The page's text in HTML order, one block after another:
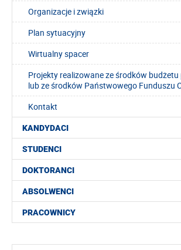
Organizacje i związki
Plan sytuacyjny
Wirtualny spacer
Projekty realizowane ze środków
lub ze środków Państwowego Funduszu
Kontakt
KANDYDACI
STUDENCI
DOKTORANCI
ABSOLWENCI
PRACOWNICY